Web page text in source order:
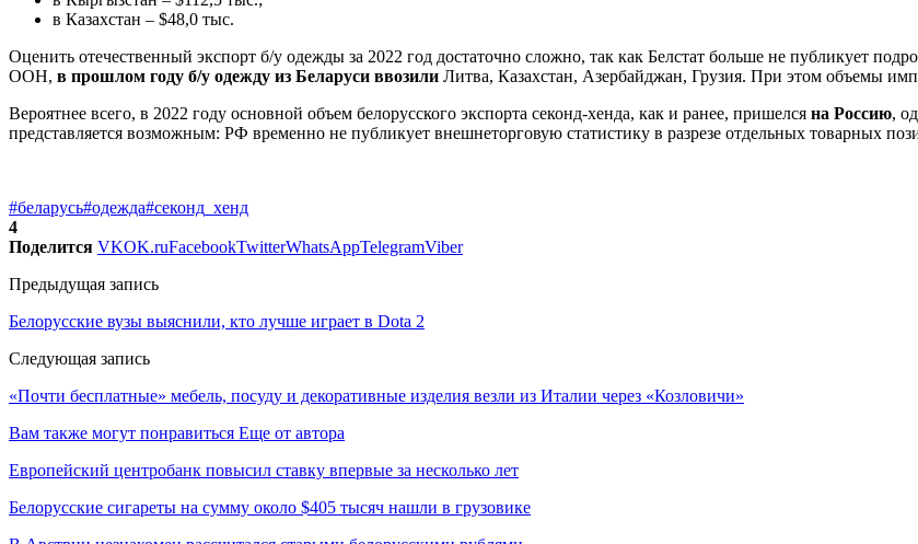
в Казахстан – $48,0 тыс.
Оценить отечественный экспорт б/у одежды за 2022 год достаточно сложно, так как Белстат больше не публикует
ООН, в прошлом году б/у одежду из Беларуси ввозили Литва, Казахстан, Азербайджан, Грузия. При этом объемы
Вероятнее всего, в 2022 году основной объем белорусского экспорта секонд-хенда, как и ранее, пришелся на Россию,
представляется возможным: РФ временно не публикует внешнеторговую статистику в разрезе отдельных товарных
#беларусь#одежда#секонд_хенд
4
Поделится VKOK.ruFacebookTwitterWhatsAppTelegramViber
Предыдущая запись
Белорусские вузы выяснили, кто лучше играет в Dota 2
Следующая запись
«Почти бесплатные» мебель, посуду и декоративные изделия везли из Италии через «Козловичи»
Вам также могут понравиться Еще от автора
Европейский центробанк повысил ставку впервые за несколько лет
Белорусские сигареты на сумму около $405 тысяч нашли в грузовике